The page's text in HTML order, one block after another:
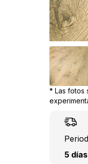
* Las fotos
5